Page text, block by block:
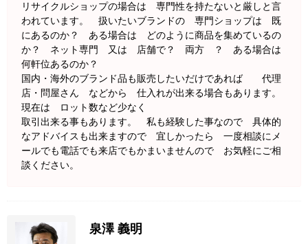
リサイクルショップの場合は 専門性を持たないと厳しと言
われています。 扱いたいブランドの 専門ショップは 既
にあるのか？ ある場合は どのように商品を集めているの
か？ ネット専門 又は 店舗で？ 両方 ？ ある場合は
何軒位あるのか？
国内・海外のブランド品も販売したいだけであれば 代理
店・問屋さん などから 仕入れが出来る場合もあります。
現在は ロット数など少なく
取引出来る事もあります。 私も経験した事なので 具体的
なアドバイスも出来ますので 宜しかったら 一度相談にメ
ールでも電話でも来店でもかまいませんので お気軽にご相
談ください。
泉澤 義明